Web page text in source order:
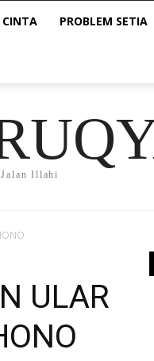
CINTA PROBLEM SETIA
Illahi
ULAR